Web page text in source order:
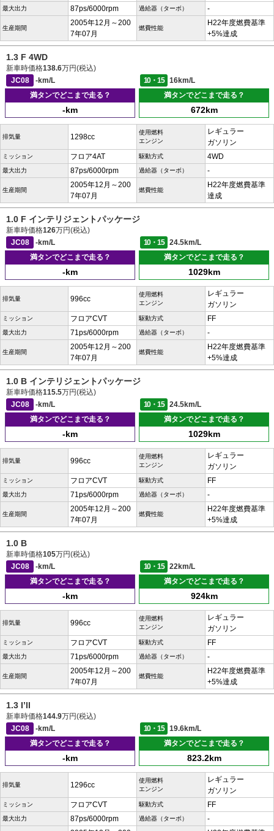
最大出力 87ps/6000rpm 過給器（ターボ） -
生産期間
2005年12月～200
7年07月
燃費性能
H22年度燃費基準
+5%達成
1.3 F 4WD
新車時価格138.6万円(税込)
JC08
-km/L 10・15
16km/L
満タンでどこまで走る？
-km
満タンでどこまで走る？
672km
排気量 1298cc
使用燃料
エンジン
レギュラー
ガソリン
ミッション フロア4AT 駆動方式 4WD
最大出力 87ps/6000rpm 過給器（ターボ） -
生産期間
2005年12月～200
7年07月
燃費性能
H22年度燃費基準
達成
1.0 F インテリジェントパッケージ
新車時価格126万円(税込)
JC08
-km/L 10・15
24.5km/L
満タンでどこまで走る？
-km
満タンでどこまで走る？
1029km
排気量 996cc
使用燃料
エンジン
レギュラー
ガソリン
ミッション フロアCVT 駆動方式 FF
最大出力 71ps/6000rpm 過給器（ターボ） -
生産期間
2005年12月～200
7年07月
燃費性能
H22年度燃費基準
+5%達成
1.0 B インテリジェントパッケージ
新車時価格115.5万円(税込)
JC08
-km/L 10・15
24.5km/L
満タンでどこまで走る？
-km
満タンでどこまで走る？
1029km
排気量 996cc
使用燃料
エンジン
レギュラー
ガソリン
ミッション フロアCVT 駆動方式 FF
最大出力 71ps/6000rpm 過給器（ターボ） -
生産期間
2005年12月～200
7年07月
燃費性能
H22年度燃費基準
+5%達成
1.0 B
新車時価格105万円(税込)
JC08
-km/L 10・15
22km/L
満タンでどこまで走る？
-km
満タンでどこまで走る？
924km
排気量 996cc
使用燃料
エンジン
レギュラー
ガソリン
ミッション フロアCVT 駆動方式 FF
最大出力 71ps/6000rpm 過給器（ターボ） -
生産期間
2005年12月～200
7年07月
燃費性能
H22年度燃費基準
+5%達成
1.3 I’ll
新車時価格144.9万円(税込)
JC08
-km/L 10・15
19.6km/L
満タンでどこまで走る？
-km
満タンでどこまで走る？
823.2km
排気量 1296cc
使用燃料
エンジン
レギュラー
ガソリン
ミッション フロアCVT 駆動方式 FF
最大出力 87ps/6000rpm 過給器（ターボ）
-